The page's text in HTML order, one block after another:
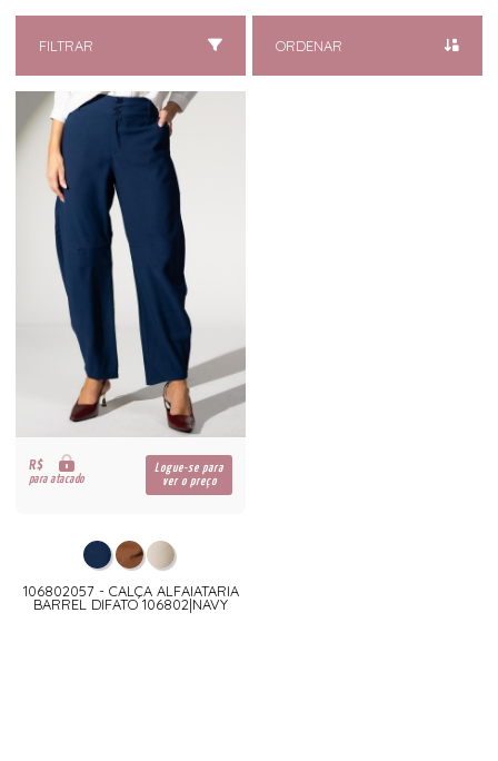
FILTRAR ORDENAR
R$
para atacado
Logue-se para
ver o preço
106802057 - CALÇA ALFAIATARIA
BARREL DIFATO 106802|NAVY